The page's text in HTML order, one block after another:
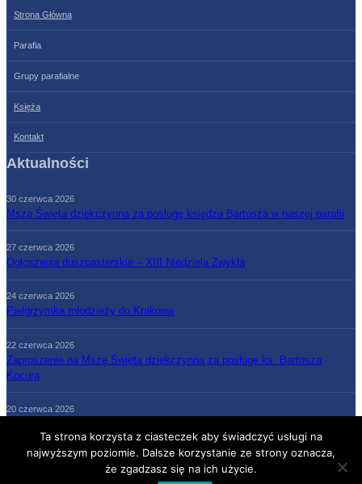
Strona Główna
Parafia
Grupy parafialne
Księża
Kontakt
Aktualności
30 czerwca 2026
Msza Święta dziękczynna za posługę księdza Bartosza w naszej parafii
27 czerwca 2026
Ogłoszenia duszpasterskie – XIII Niedziela Zwykła
24 czerwca 2026
Pielgrzymka młodzieży do Krakowa
22 czerwca 2026
Zaproszenie na Mszę Świętą dziękczynną za posługę ks. Bartosza
Kocura
20 czerwca 2026
Ta strona korzysta z ciasteczek aby świadczyć usługi na
najwyższym poziomie. Dalsze korzystanie ze strony oznacza,
że zgadzasz się na ich użycie.